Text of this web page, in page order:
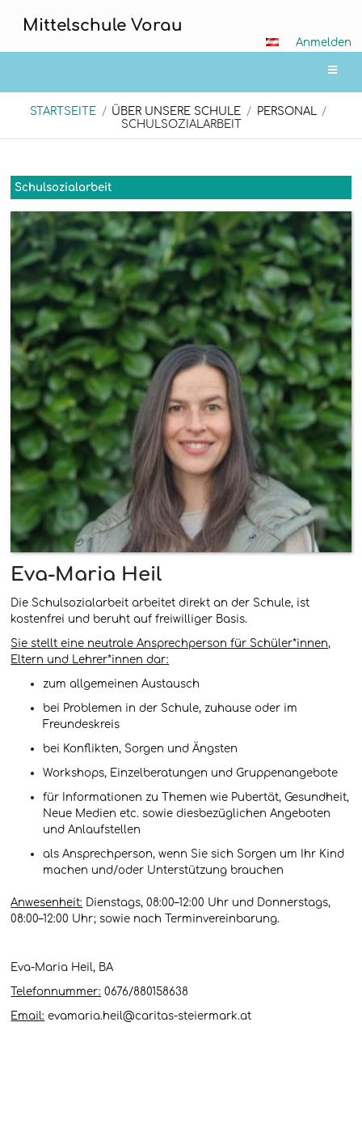
Mittelschule Vorau
Anmelden
STARTSEITE / ÜBER UNSERE SCHULE / PERSONAL
/
SCHULSOZIALARBEIT
Schulsozialarbeit
Schulsozialarbeit
Eva-Maria Heil
Die Schulsozialarbeit arbeitet direkt an der Schule, ist
kostenfrei und beruht auf freiwilliger Basis.
Sie stellt eine neutrale Ansprechperson für Schüler*innen,
Eltern und Lehrer*innen dar:
zum allgemeinen Austausch
bei Problemen in der Schule, zuhause oder im
Freundeskreis
bei Konflikten, Sorgen und Ängsten
Workshops, Einzelberatungen und Gruppenangebote
für Informationen zu Themen wie Pubertät, Gesundheit,
Neue Medien etc. sowie diesbezüglichen Angeboten
und Anlaufstellen
als Ansprechperson, wenn Sie sich Sorgen um Ihr Kind
machen und/oder Unterstützung brauchen
Anwesenheit: Dienstags, 08:00–12:00 Uhr und Donnerstags,
08:00–12:00 Uhr; sowie nach Terminvereinbarung.
Eva-Maria Heil, BA
Telefonnummer: 0676/880158638
Email: evamaria.heil@caritas-steiermark.at